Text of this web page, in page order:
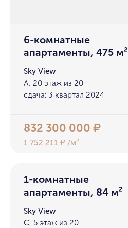
6-комнатные
апартаменты, 475 м²
Sky View
А, 20 этаж из 20
сдача: 3 квартал 2024
832 300 000₽
1 752 211₽ /м²
1-комнатные
апартаменты, 84 м²
Sky View
С, 5 этаж из 20